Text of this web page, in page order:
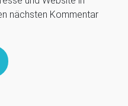
nächsten Kommentar